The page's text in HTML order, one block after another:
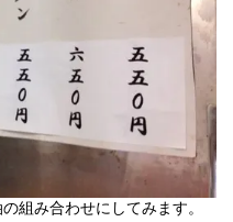
組み合わせにしてみます。